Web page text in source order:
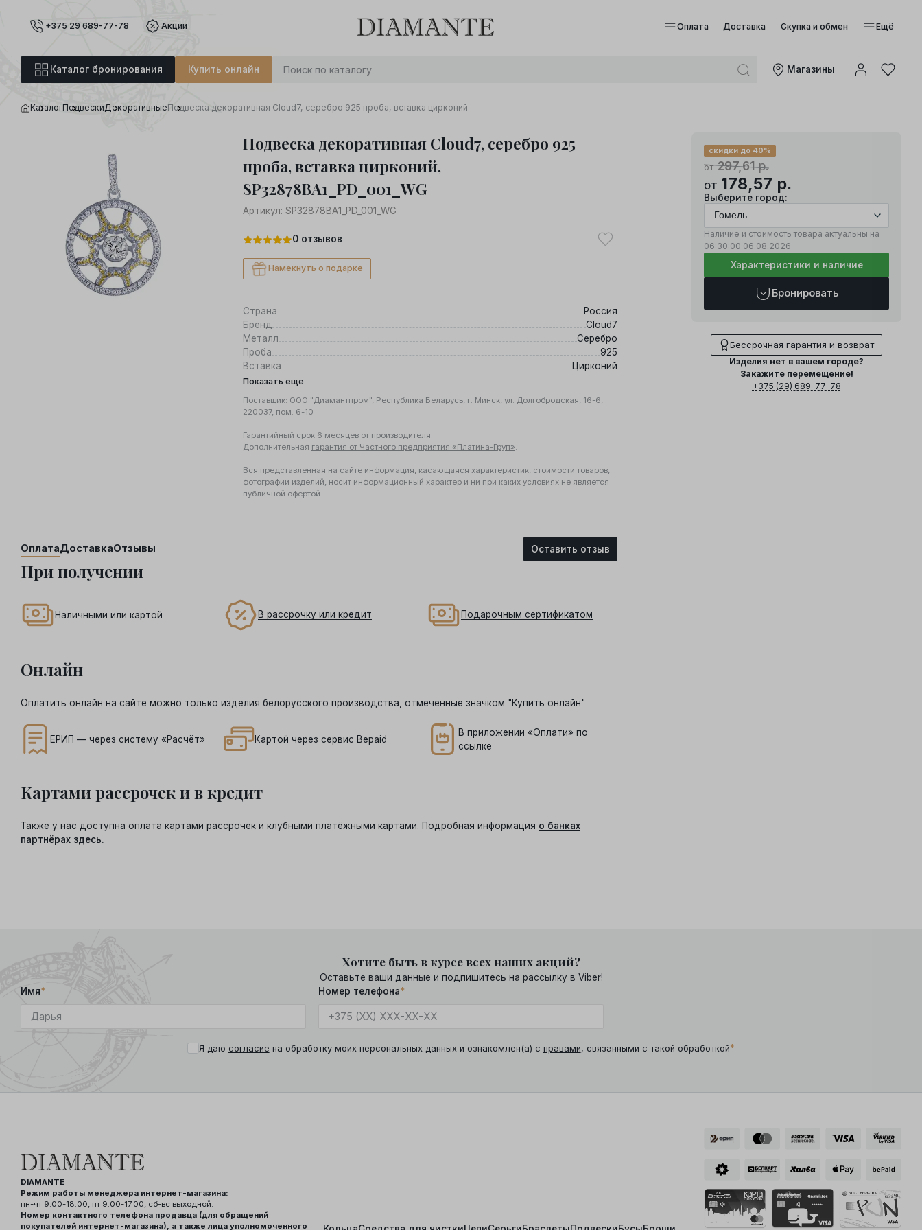
+375 29 689-77-78 Акции Оплата Доставка Скупка и обмен Ещё
Каталог бронирования Купить онлайн Mагазины
0 : 0 0
КаталогПодвескиДекоративныеПодвеска декоративная Cloud7, серебро 925 проба, вставка цирконий
Подвеска декоративная Cloud7, серебро 925
проба, вставка цирконий,
SP32878BA1_PD_001_WG
Артикул: SP32878BA1_PD_001_WG
0 отзывов
Намекнуть о подарке
от297,61р.
скидки до 40%
от 178,57 р.
Выберите город:
Наличие и стоимость товара актуальны на
06:30:00 06.08.2026
Характеристики и наличие
Бронировать
Бессрочная гарантия и возврат
Изделия нет в вашем городе?
Закажите перемещение!
+375 (29) 689-77-78
Страна
Россия
Бренд
Cloud7
Металл
Серебро
Проба
925
Вставка
Цирконий
Показать еще
Поставщик: ООО "Диамантпром", Республика Беларусь, г. Минск, ул. Долгобродская, 16-6,
220037, пом. 6-10
Гарантийный срок 6 месяцев от производителя.
Дополнительная гарантия от Частного предприятия «Платина-Груп».
Вся представленная на сайте информация, касающаяся характеристик, стоимости товаров,
фотографии изделий, носит информационный характер и ни при каких условиях не является
публичной офертой.
Оплата
При получении
Наличными или картой В рассрочку или кредит Подарочным сертификатом
Онлайн
Оплатить онлайн на сайте можно только изделия белорусского производства, отмеченные значком "Купить онлайн"
ЕРИП — через систему «Расчёт» Картой через сервис Bepaid
В приложении «Оплати» по
ссылке
Картами рассрочек и в кредит
Также у нас доступна оплата картами рассрочек и клубными платёжными картами. Подробная информация о банках
партнёрах здесь.
ДоставкаОтзывы Оставить отзыв
Хотите быть в курсе всех наших акций?
Оставьте ваши данные и подпишитесь на рассылку в Viber!
Имя* Номер телефона*
Я даю согласие на обработку моих персональных данных и ознакомлен(а) с правами, связанными с такой обработкой*
DIAMANTE
Режим работы менеджера интернет-магазина:
пн-чт 9.00-18.00, пт 9.00-17.00, сб-вс выходной.
Номер контактного телефона продавца (для обращений
покупателей интернет-магазина), а также лица уполномоченного